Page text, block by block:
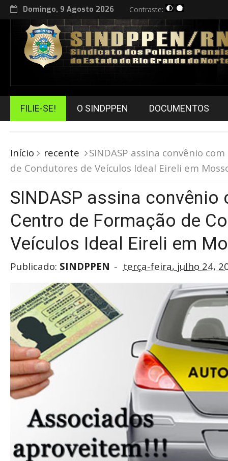
Domingo, 9 Agosto 2026 Contraste:
FILIE-SE! O SINDPPEN DOCUMENTOS
Início recente
SINDASP assina convênio
de Condutores de Veículos Ideal Eireli em
SINDASP assina convênio
Centro de Formação de
Veículos Ideal Eireli em
Publicado: SINDPPEN terça-feira, julho 24,